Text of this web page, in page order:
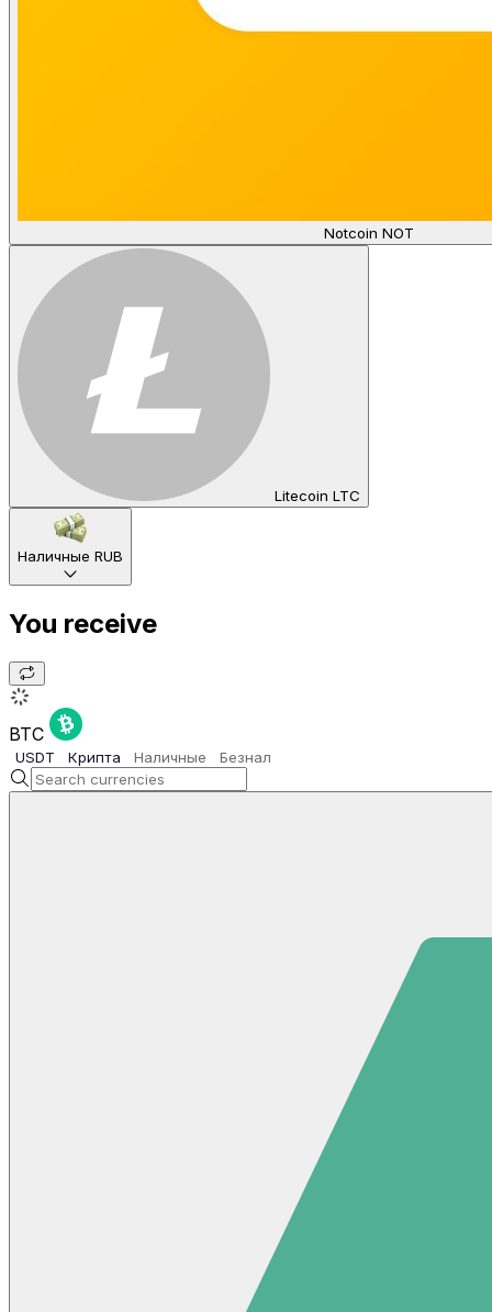
Notcoin NOT
Litecoin LTC
Наличные RUB
You receive
BTC
USDT Крипта Наличные Безнал